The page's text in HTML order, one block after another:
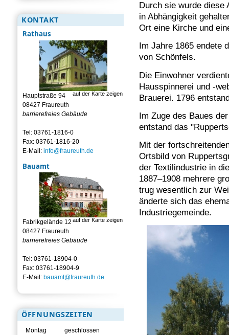
Durch sie wurde diese
in Abhängigkeit
Ort eine Kirche und
Im Jahre 1865 endete
von Schönfels.
Die Einwohner
Hausspinnerei und -
Brauerei. 1796
Im Zuge des Baues
entstand das
Mit der
Ortsbild von
der Textilindustrie in
1887–1908 mehrere
trug wesentlich zur
änderte sich das
Industriegemeinde.
KONTAKT
Rathaus
auf der Karte zeigen
Hauptstraße 94
08427 Fraureuth
barrierefreies Gebäude
Tel: 03761-1816-0
Fax: 03761-1816-20
E-Mail: info@fraureuth.de
Bauamt
auf der Karte zeigen
Fabrikgelände 12
08427 Fraureuth
barrierefreies Gebäude
Tel: 03761-18904-0
Fax: 03761-18904-9
E-Mail: bauamt@fraureuth.de
ÖFFNUNGSZEITEN
Montag geschlossen